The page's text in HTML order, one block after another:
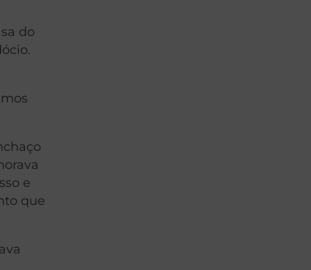
do
e
que